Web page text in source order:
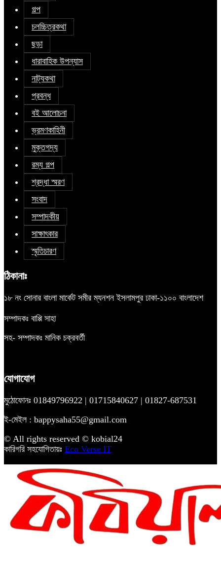
গল্প
চলচ্চিত্রকথা
ছড়া
ধারাবাহিক উপন্যাস
নাট্যকথা
প্রবন্ধ
বই আলোচনা
ভ্রমণকাহিনী
মুক্তগদ্য
রম্য গল্প
শ্রদ্ধা স্মরণ
সংবাদ
সম্পাদকীয়
সাক্ষাৎকার
স্মৃতিচারণ
ঠিকানাঃ
১৮ নং সোনার বাংলা মার্কেট সমীর ম্যনশন ইসলামপুর ঢাকা-১১০০ বাংলাদেশ
সম্পাদকঃ বাপ্পি সাহা
সহ- সম্পাদকঃ মানিক চক্রবর্তী
যোগাযোগ
মুঠোফোনঃ 01849796922 | 01715840627 | 01827-687531
ই-মেইল : bappysaha55@gmail.com
© All rights reserved © kobial24
কারিগরি সহযোগিতায়ঃ Eco Verse IT